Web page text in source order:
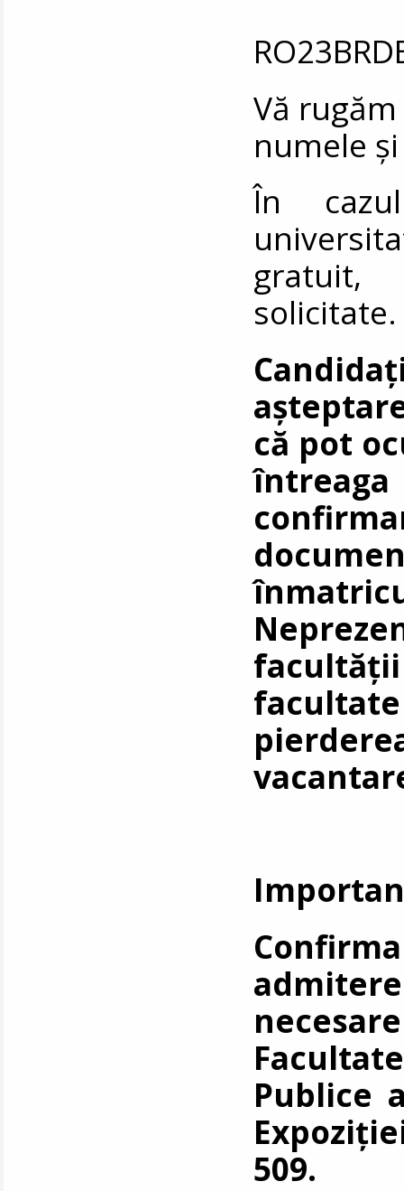
Vă
numele
În
gratuit,
solicitate.
că pot
Publice
509.